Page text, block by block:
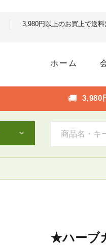
3,980円以上のお買上で送料
ホーム
🚚 3,980
★ハーブ